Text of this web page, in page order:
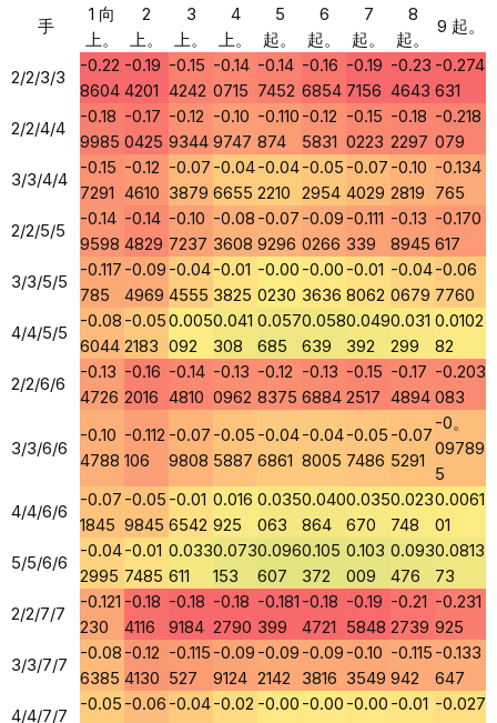
手
1 向
上。
2
上。
3
上。
4
上。
5
起。
6
起。
7
起。
8
起。
9 起。
2/2/3/3
-0.22
8604
-0.19
4201
-0.15
4242
-0.14
0715
-0.14
7452
-0.16
6854
-0.19
7156
-0.23
4643
-0.274
631
2/2/4/4
-0.18
9985
-0.17
0425
-0.12
9344
-0.10
9747
-0.110
874
-0.12
5831
-0.15
0223
-0.18
2297
-0.218
079
3/3/4/4
-0.15
7291
-0.12
4610
-0.07
3879
-0.04
6655
-0.04
2210
-0.05
2954
-0.07
4029
-0.10
2819
-0.134
765
2/2/5/5
-0.14
9598
-0.14
4829
-0.10
7237
-0.08
3608
-0.07
9296
-0.09
0266
-0.111
339
-0.13
8945
-0.170
617
3/3/5/5
-0.117
785
-0.09
4969
-0.04
4555
-0.01
3825
-0.00
0230
-0.00
3636
-0.01
8062
-0.04
0679
-0.06
7760
4/4/5/5
-0.08
6044
-0.05
2183
0.005
092
0.041
308
0.057
685
0.058
639
0.049
392
0.031
299
0.0102
82
2/2/6/6
-0.13
4726
-0.16
2016
-0.14
4810
-0.13
0962
-0.12
8375
-0.13
6884
-0.15
2517
-0.17
4894
-0.203
083
3/3/6/6
-0.10
4788
-0.112
106
-0.07
9808
-0.05
5887
-0.04
6861
-0.04
8005
-0.05
7486
-0.07
5291
-0。
09789
5
4/4/6/6
-0.07
1845
-0.05
9845
-0.01
6542
0.016
925
0.035
063
0.040
864
0.035
670
0.023
748
0.0061
01
5/5/6/6
-0.04
2995
-0.01
7485
0.033
611
0.073
153
0.096
607
0.105
372
0.103
009
0.093
476
0.0813
73
2/2/7/7
-0.121
230
-0.18
4116
-0.18
9184
-0.18
2790
-0.181
399
-0.18
4721
-0.19
5848
-0.21
2739
-0.231
925
3/3/7/7
-0.08
6385
-0.12
4130
-0.115
527
-0.09
9124
-0.09
2142
-0.09
3816
-0.10
3549
-0.115
942
-0.133
647
4/4/7/7
-0.05 -0.06 -0.04-0.02 -0.00 -0.00 -0.00 -0.01 -0.027